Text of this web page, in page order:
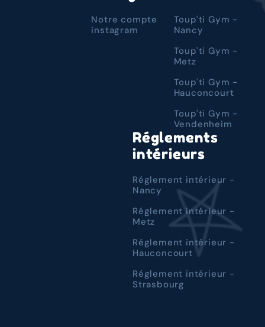
Notre compte
instagram
Toup'ti Gym -
Nancy
Toup'ti Gym -
Metz
Toup'ti Gym -
Hauconcourt
Toup'ti Gym -
Vendenheim
Réglements
intérieurs
Réglement intérieur -
Nancy
Réglement intérieur -
Metz
Réglement intérieur -
Hauconcourt
Réglement intérieur -
Strasbourg